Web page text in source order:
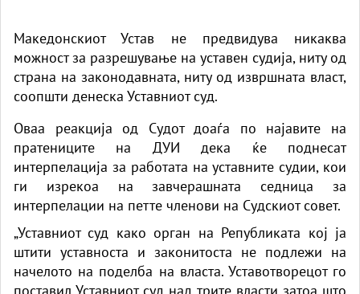
Македонскиот Устав не предвидува никаква
можност за разрешување на уставен судија, ниту од
страна на законодавната, ниту од извршната власт,
соопшти денеска Уставниот суд.
Оваа реакција од Судот доаѓа по најавите на
пратениците на ДУИ дека ќе поднесат
интерпелација за работата на уставните судии, кои
ги изрекоа на завчерашната седница за
интерпелации на петте членови на Судскиот совет.
„Уставниот суд како орган на Републиката кој ја
штити уставноста и законитоста не подлежи на
начелото на поделба на власта. Уставотворецот го
поставил Уставниот суд над трите власти затоа што